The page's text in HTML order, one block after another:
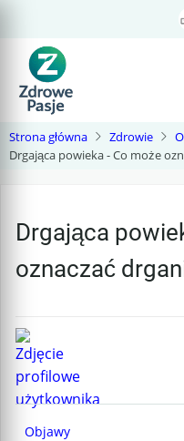
treści
Strona główna Zdrowie
Drgająca powieka - Co może
Drgająca
oznaczać
Objawy